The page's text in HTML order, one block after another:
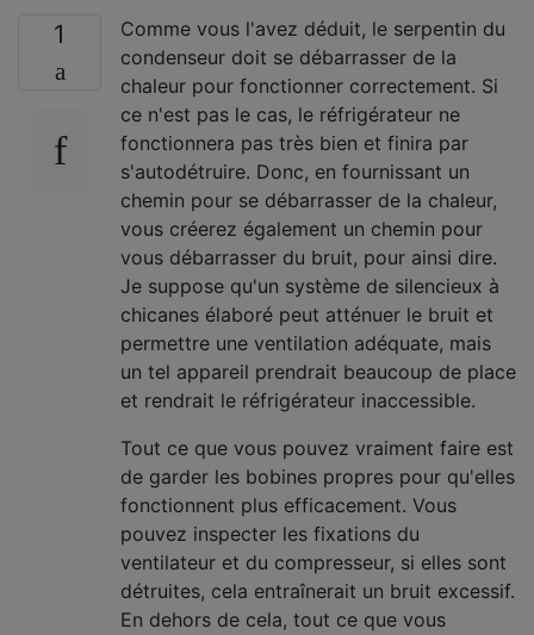
1
Comme vous l'avez déduit, le serpentin du
condenseur doit se débarrasser de la
chaleur pour fonctionner correctement. Si
ce n'est pas le cas, le réfrigérateur ne
fonctionnera pas très bien et finira par
s'autodétruire. Donc, en fournissant un
chemin pour se débarrasser de la chaleur,
vous créerez également un chemin pour
vous débarrasser du bruit, pour ainsi dire.
Je suppose qu'un système de silencieux à
chicanes élaboré peut atténuer le bruit et
permettre une ventilation adéquate, mais
un tel appareil prendrait beaucoup de place
et rendrait le réfrigérateur inaccessible.
Tout ce que vous pouvez vraiment faire est
de garder les bobines propres pour qu'elles
fonctionnent plus efficacement. Vous
pouvez inspecter les fixations du
ventilateur et du compresseur, si elles sont
détruites, cela entraînerait un bruit excessif.
En dehors de cela, tout ce que vous